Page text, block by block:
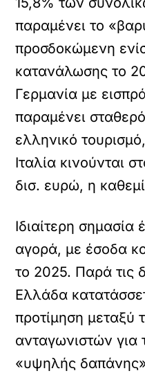
παραμένει το
προσδοκώμενη
κατανάλωσης το
Γερμανία με
παραμένει
ελληνικό
Ιταλία κινούνται
δισ. ευρώ, η
Ιδιαίτερη σημασία
αγορά, με έσοδα
το 2025. Παρά τις
Ελλάδα
προτίμηση μεταξύ
ανταγωνιστών για
«υψηλής